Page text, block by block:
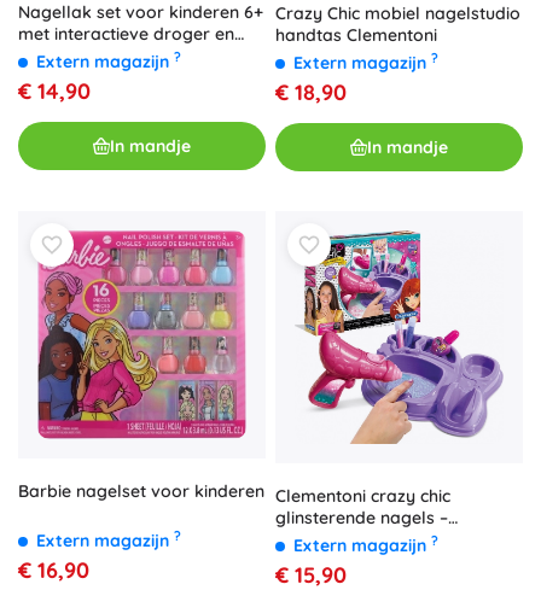
Nagellak set voor kinderen 6+
met interactieve droger en
accessoires
Extern magazijn ?
€ 14,90
In mandje
Crazy Chic mobiel nagelstudio
handtas Clementoni
Extern magazijn ?
€ 18,90
In mandje
Barbie nagelset voor kinderen
Extern magazijn ?
€ 16,90
Clementoni crazy chic
glinsterende nagels –
creatieve set voor
nageldecoratie voor kinderen
Extern magazijn ?
€ 15,90